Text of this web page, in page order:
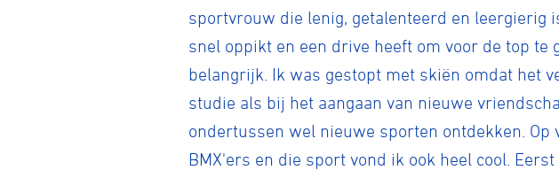
sportvrouw die lenig, getalenteerd en leergierig
snel oppikt en een drive heeft om voor de top
belangrijk. Ik was gestopt met skiën omdat het
studie als bij het aangaan van nieuwe
ondertussen wel nieuwe sporten ontdekken.
BMX'ers en die sport vond ik ook heel cool.